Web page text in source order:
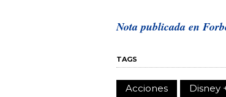
Nota publicada en
TAGS
Acciones Disney